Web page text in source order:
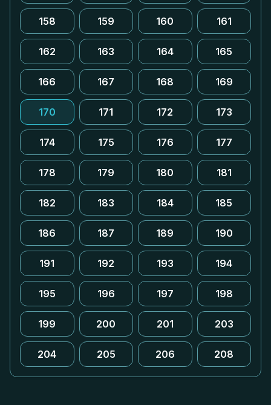
158 159 160 161
162 163 164 165
166 167 168 169
170 171 172 173
174 175 176 177
178 179 180 181
182 183 184 185
186 187 189 190
191 192 193 194
195 196 197 198
199 200 201 203
204 205 206 208